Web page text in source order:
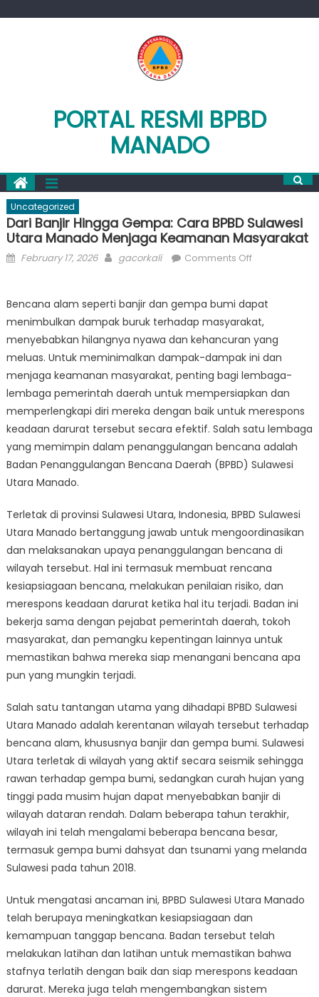
PORTAL RESMI BPBD
MANADO
Uncategorized
Dari Banjir Hingga Gempa: Cara BPBD Sulawesi
Utara Manado Menjaga Keamanan Masyarakat
Posted
February 17, 2026 Author
gacorkali Comments Offon
Hingga
Gempa:
Cara
BPBD
Sulawesi
Utara
Menjaga
Keamanan
Masyarakat
Bencana alam seperti banjir dan gempa bumi dapat
menimbulkan dampak buruk terhadap masyarakat,
menyebabkan hilangnya nyawa dan kehancuran yang
meluas. Untuk meminimalkan dampak-dampak ini dan
menjaga keamanan masyarakat, penting bagi lembaga-
lembaga pemerintah daerah untuk mempersiapkan dan
memperlengkapi diri mereka dengan baik untuk merespons
keadaan darurat tersebut secara efektif. Salah satu lembaga
yang memimpin dalam penanggulangan bencana adalah
Badan Penanggulangan Bencana Daerah (BPBD) Sulawesi
Utara Manado.
Terletak di provinsi Sulawesi Utara, Indonesia, BPBD Sulawesi
Utara Manado bertanggung jawab untuk mengoordinasikan
dan melaksanakan upaya penanggulangan bencana di
wilayah tersebut. Hal ini termasuk membuat rencana
kesiapsiagaan bencana, melakukan penilaian risiko, dan
merespons keadaan darurat ketika hal itu terjadi. Badan ini
bekerja sama dengan pejabat pemerintah daerah, tokoh
masyarakat, dan pemangku kepentingan lainnya untuk
memastikan bahwa mereka siap menangani bencana apa
pun yang mungkin terjadi.
Salah satu tantangan utama yang dihadapi BPBD Sulawesi
Utara Manado adalah kerentanan wilayah tersebut terhadap
bencana alam, khususnya banjir dan gempa bumi. Sulawesi
Utara terletak di wilayah yang aktif secara seismik sehingga
rawan terhadap gempa bumi, sedangkan curah hujan yang
tinggi pada musim hujan dapat menyebabkan banjir di
wilayah dataran rendah. Dalam beberapa tahun terakhir,
wilayah ini telah mengalami beberapa bencana besar,
termasuk gempa bumi dahsyat dan tsunami yang melanda
Sulawesi pada tahun 2018.
Untuk mengatasi ancaman ini, BPBD Sulawesi Utara Manado
telah berupaya meningkatkan kesiapsiagaan dan
kemampuan tanggap bencana. Badan tersebut telah
melakukan latihan dan latihan untuk memastikan bahwa
stafnya terlatih dengan baik dan siap merespons keadaan
darurat. Mereka juga telah mengembangkan sistem